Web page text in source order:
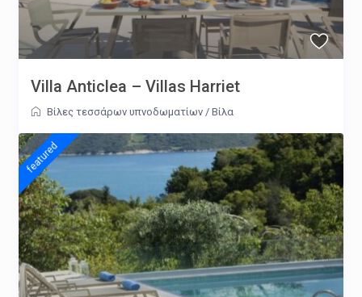
Villa Anticlea – Villas Harriet
Βίλες τεσσάρων υπνοδωματίων /Βίλα
featured